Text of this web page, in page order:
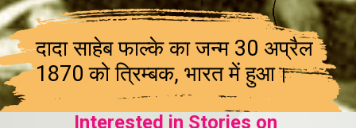
दादा साहेब फाल्के का जन्म 30 अप्रैल
1870 को त्रिम्बक, भारत में हुआ।
Interested in Stories on